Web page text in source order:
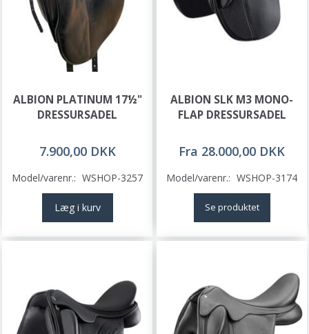
ALBION PLATINUM 17½"
DRESSURSADEL
7.900,00 DKK
Model/varenr.: WSHOP-3257
Læg i kurv
ALBION SLK M3 MONO-
FLAP DRESSURSADEL
Fra 28.000,00 DKK
Model/varenr.: WSHOP-3174
Se produktet